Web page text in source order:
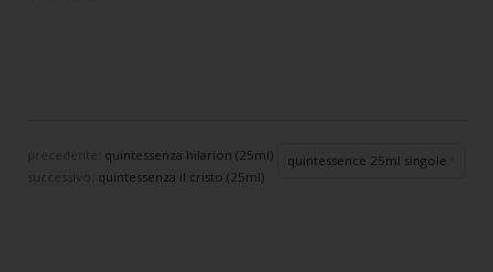
precedente: quintessenza hilarion (25ml)
quintessenza il cristo (25ml)
quintessence 25ml singole